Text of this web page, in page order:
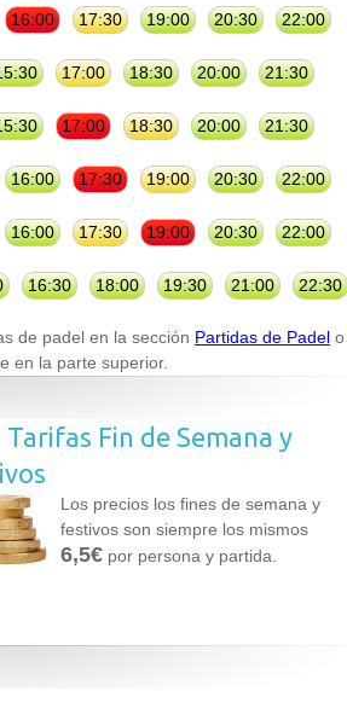
16:00 17:30 19:00 20:30 22:00
17:00 18:30 20:00 21:30
17:00 18:30 20:00 21:30
16:00 17:30 19:00 20:30 22:00
16:00 17:30 19:00 20:30 22:00
16:30 18:00 19:30 21:00 22:30
de padel en la sección Partidas de Padel o
en la parte superior.
Fin de Semana y
Los precios los fines de semana y
festivos son siempre los mismos
6,5€ por persona y partida.